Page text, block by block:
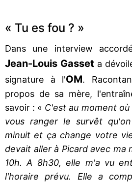
« Tu es fou ? »
Dans une interview
Jean-Louis Gasset a
signature à l'OM.
propos de sa mère,
savoir : « C'est au moment
vous ranger le survêt
minuit et ça change votre
devait aller à Picard avec ma
10h. A 8h30, elle m'a vu
l'horaire prévu. Elle a